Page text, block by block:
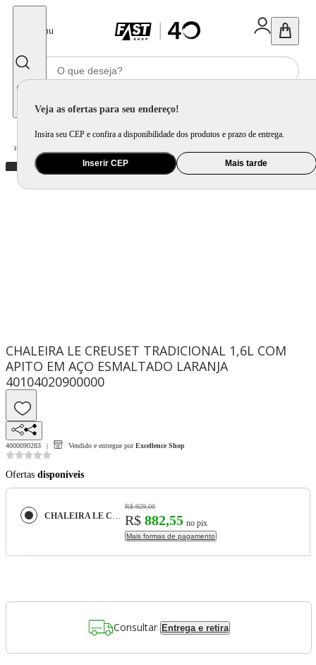
Menu
Veja as ofertas para seu endereço!
Insira seu CEP e confira a disponibilidade dos produtos e prazo de entrega.
Inserir CEP Mais tarde
Home
CHALEIRA LE CREUSET TRADICIONAL 1,6L COM
APITO EM AÇO ESMALTADO LARANJA
40104020900000
4000090283 Vendido e entregue por Excellence Shop
Ofertas disponíveis
CHALEIRA LE CREUSET TRADICIONAL 1,6L COM APITO EM AÇO ESMALTADO LARANJA 40104020900000
R$ 929,00
R$ 882,55 no pix
Mais formas de pagamento
Consultar Entrega e retira